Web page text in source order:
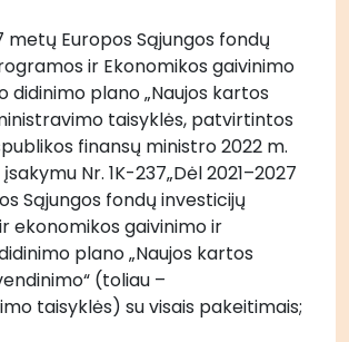
metų Europos Sąjungos fondų
ir Ekonomikos gaivinimo
didinimo plano „Naujos kartos
taisyklės, patvirtintos
finansų ministro 2022 m.
Nr. 1K-237„Dėl 2021–2027
Sąjungos fondų investicijų
ekonomikos gaivinimo ir
plano „Naujos kartos
(toliau –
taisyklės) su visais pakeitimais;